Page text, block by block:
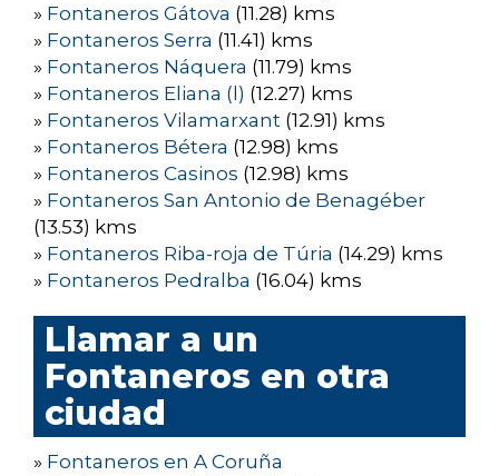
» Fontaneros Gátova (11.28) kms
» Fontaneros Serra (11.41) kms
» Fontaneros Náquera (11.79) kms
» Fontaneros Eliana (l) (12.27) kms
» Fontaneros Vilamarxant (12.91) kms
» Fontaneros Bétera (12.98) kms
» Fontaneros Casinos (12.98) kms
» Fontaneros San Antonio de Benagéber
(13.53) kms
» Fontaneros Riba-roja de Túria (14.29) kms
» Fontaneros Pedralba (16.04) kms
Llamar a un
Fontaneros en otra
ciudad
» Fontaneros en A Coruña